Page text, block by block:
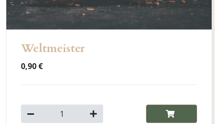
Weltmeister
0,90 €